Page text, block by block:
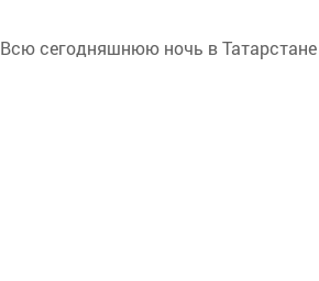
сегодняшнюю ночь в